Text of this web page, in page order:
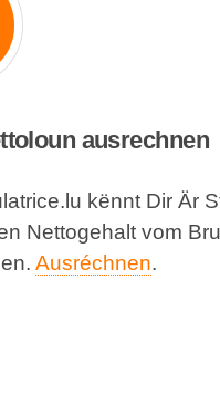
ausrechnen
kënnt Dir Är
Nettogehalt vom
Ausréchnen.